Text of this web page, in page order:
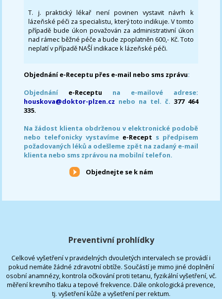
T. j. praktický lékař není povinen vystavit návrh k
lázeňské péči za specialistu, který toto indikuje. V tomto
případě bude úkon považován za administrativní úkon
nad rámec běžné péče a bude zpoplatněn 600,- Kč. Toto
neplatí v případě NAŠÍ indikace k lázeňské péči.
Objednání e-Receptu přes e-mail nebo sms zprávu:
Objednání e-Receptu na e-mailové adrese:
houskova@doktor-plzen.cz nebo na tel. č. 377 464
335.
Na žádost klienta obdrženou v elektronické podobě
nebo telefonicky vystavíme e-Recept s předpisem
požadovaných léků a odešleme zpět na zadaný e-mail
klienta nebo sms zprávou na mobilní telefon.
Objednejte se k nám
Preventivní prohlídky
Celkové vyšetření v pravidelných dvouletých intervalech se provádí i
pokud nemáte žádné zdravotní obtíže. Součástí je mimo jiné doplnění
osobní anamnézy, kontrola očkování proti tetanu, fyzikální vyšetření, vč.
měření krevního tlaku a tepové frekvence. Dále onkologická prevence,
tj. vyšetření kůže a vyšetření per rektum.